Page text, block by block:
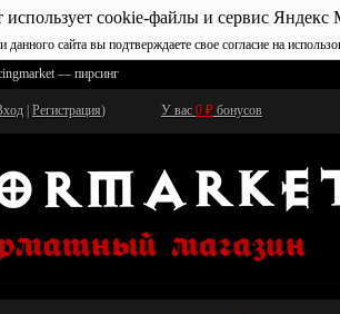
использует cookie-файлы и сервис Яндекс
данного сайта вы подтверждаете свое согласие на
— пирсинг
Регистрация) У вас 0 ₽ бонусов